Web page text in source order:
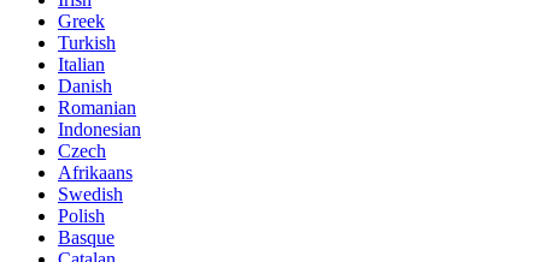
Greek
Turkish
Italian
Danish
Romanian
Indonesian
Czech
Afrikaans
Swedish
Polish
Basque